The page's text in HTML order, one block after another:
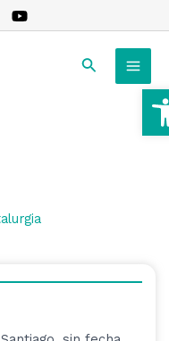
Buscar